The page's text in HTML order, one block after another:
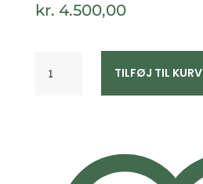
kr. 4.500,00
ørestikker
TILFØJ TIL KURV